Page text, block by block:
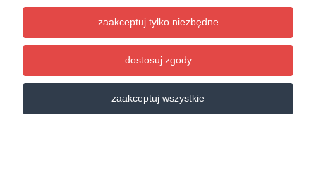
MORION - Filtr Odwróconej Osmozy Aquaphor MORION
z mineralizatorem. NAJDOKŁADNIEJSZA FILTRACJA,
INNOWACYJNA BUDOWA, ZMNIEJSZONY ODRZUT
WODY, USUWANIE BAKTERII I WIRUSÓW
zaakceptuj tylko niezbędne
dostosuj zgody
zaakceptuj wszystkie